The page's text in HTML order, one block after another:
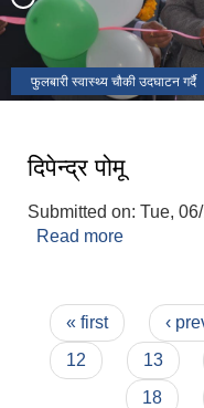
फुलबारी स्वास्थ्य चौकी उदघाटन गर्दै
राष्ट्रपति रनिङ शिल्ड
उदघाटन कार्यक्रममा जि.स.स प्रमुख
दिपेन्द्र पोमू
Submitted on: Tue,
Read more
Pages
« first ‹
12
13
18